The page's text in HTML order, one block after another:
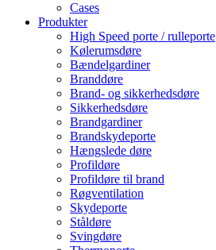
Cases
Produkter
High Speed porte / rulleporte
Kølerumsdøre
Bændelgardiner
Branddøre
Brand- og sikkerhedsdøre
Sikkerhedsdøre
Brandgardiner
Brandskydeporte
Hængslede døre
Profildøre
Profildøre til brand
Røgventilation
Skydeporte
Ståldøre
Svingdøre